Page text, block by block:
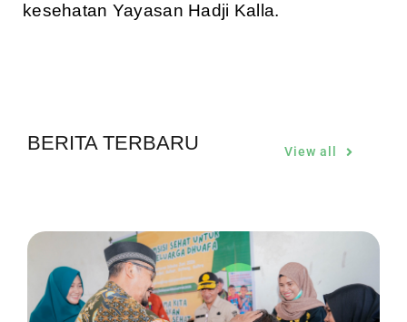
kesehatan Yayasan Hadji Kalla.
BERITA TERBARU View all